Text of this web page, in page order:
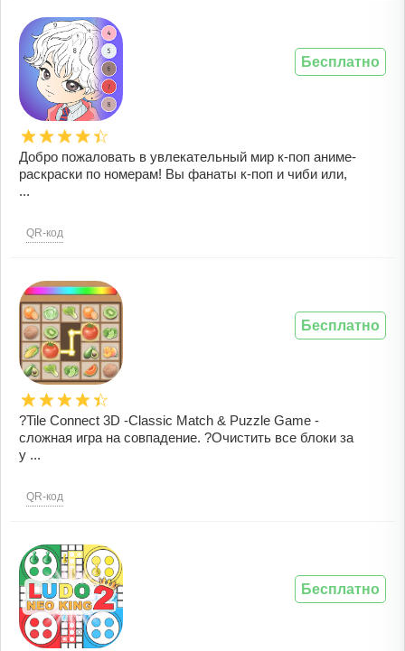
Добро пожаловать в увлекательный мир к-поп аниме-
раскраски по номерам! Вы фанаты к-поп и чиби или,
...
QR-код
Бесплатно
?Tile Connect 3D -Classic Match & Puzzle Game -
сложная игра на совпадение. ?Очистить все блоки за
у ...
QR-код
Бесплатно
Бесплатно